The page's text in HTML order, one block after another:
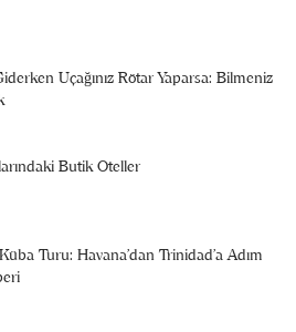
Uçağınız Rötar Yaparsa: Bilmeniz
Butik Oteller
Turu: Havana'dan Trinidad'a Adım